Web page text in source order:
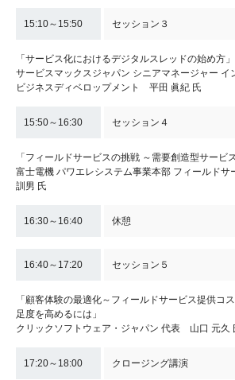
15:10～15:50 セッション３
「サービス化におけるデジタルスレッドの始め方」
サービスマックスジャパン シニアマネージャー イ
ビジネスディベロップメント 平田 眞紀 氏
15:50～16:30 セッション４
「フィールドサービスの挑戦 ～需要創造型サービ
富士電機 パワエレシステム事業本部 フィールド
訓男 氏
16:30～16:40 休憩
16:40～17:20 セッション５
「顧客体験の最適化～フィールドサービス提供コ
足度を高めるには」
クリックソフトウェア・ジャパン 代表 山口 元久
17:20～18:00 クロージング講演